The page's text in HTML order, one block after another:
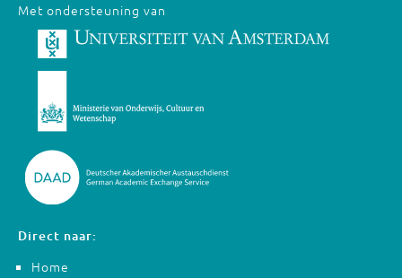
Met ondersteuning van
Direct naar:
Home